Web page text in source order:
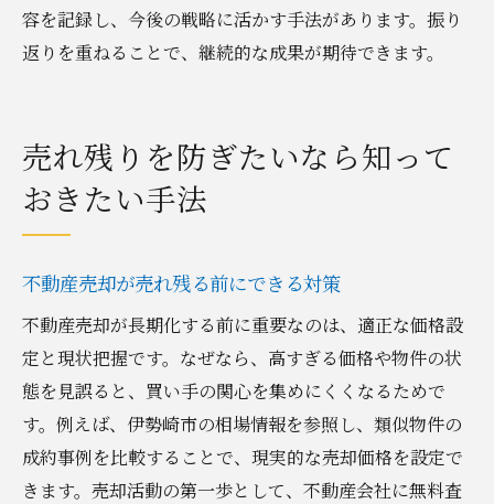
容を記録し、今後の戦略に活かす手法があります。振り
返りを重ねることで、継続的な成果が期待できます。
売れ残りを防ぎたいなら知って
おきたい手法
不動産売却が売れ残る前にできる対策
不動産売却が長期化する前に重要なのは、適正な価格設
定と現状把握です。なぜなら、高すぎる価格や物件の状
態を見誤ると、買い手の関心を集めにくくなるためで
す。例えば、伊勢崎市の相場情報を参照し、類似物件の
成約事例を比較することで、現実的な売却価格を設定で
きます。売却活動の第一歩として、不動産会社に無料査